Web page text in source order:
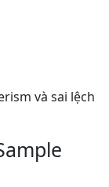
và sai lệch